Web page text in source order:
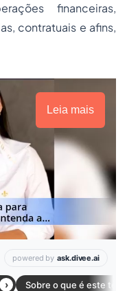
financeiras,
contratuais e afins,
Leia mais